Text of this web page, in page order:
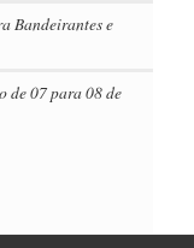
Bandeirantes e
de 07 para 08 de